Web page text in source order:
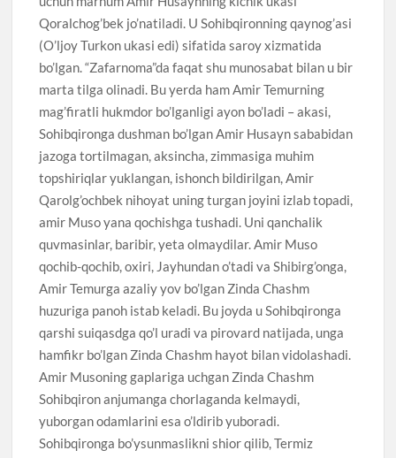
Qoralchog’bek jo’natiladi. U Sohibqironning qaynog’asi
(O’ljoy Turkon ukasi edi) sifatida saroy xizmatida
bo’lgan. “Zafarnoma”da faqat shu munosabat bilan u bir
marta tilga olinadi. Bu yerda ham Amir Temurning
mag’firatli hukmdor bo’lganligi ayon bo’ladi – akasi,
Sohibqironga dushman bo’lgan Amir Husayn sababidan
jazoga tortilmagan, aksincha, zimmasiga muhim
topshiriqlar yuklangan, ishonch bildirilgan, Amir
Qarolg’ochbek nihoyat uning turgan joyini izlab topadi,
amir Muso yana qochishga tushadi. Uni qanchalik
quvmasinlar, baribir, yeta olmaydilar. Amir Muso
qochib-qochib, oxiri, Jayhundan o’tadi va Shibirg’onga,
Amir Temurga azaliy yov bo’lgan Zinda Chashm
huzuriga panoh istab keladi. Bu joyda u Sohibqironga
qarshi suiqasdga qo’l uradi va pirovard natijada, unga
hamfikr bo’lgan Zinda Chashm hayot bilan vidolashadi.
Amir Musoning gaplariga uchgan Zinda Chashm
Sohibqiron anjumanga chorlaganda kelmaydi,
yuborgan odamlarini esa o’ldirib yuboradi.
Sohibqironga bo’ysunmaslikni shior qilib, Termiz